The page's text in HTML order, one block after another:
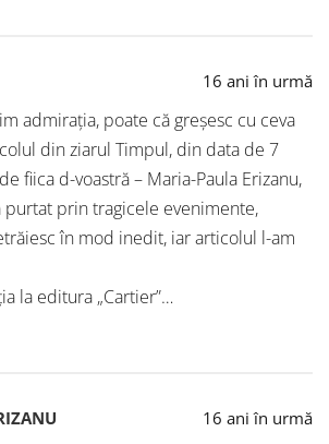
16 ani în urmă
admiraţia, poate că greşesc cu ceva
din ziarul Timpul, din data de 7
fiica d-voastră – Maria-Paula Erizanu,
purtat prin tragicele evenimente,
în mod inedit, iar articolul l-am
la editura „Cartier”…
16 ani în urmă